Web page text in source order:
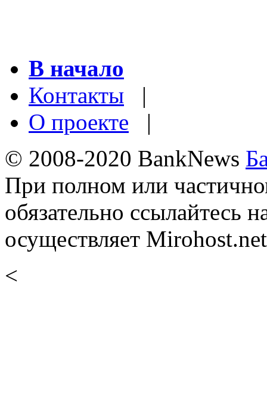
В начало
Контакты |
О проекте |
© 2008-2020 BankNews
При полном или
обязательно ссылайтесь
осуществляет
<